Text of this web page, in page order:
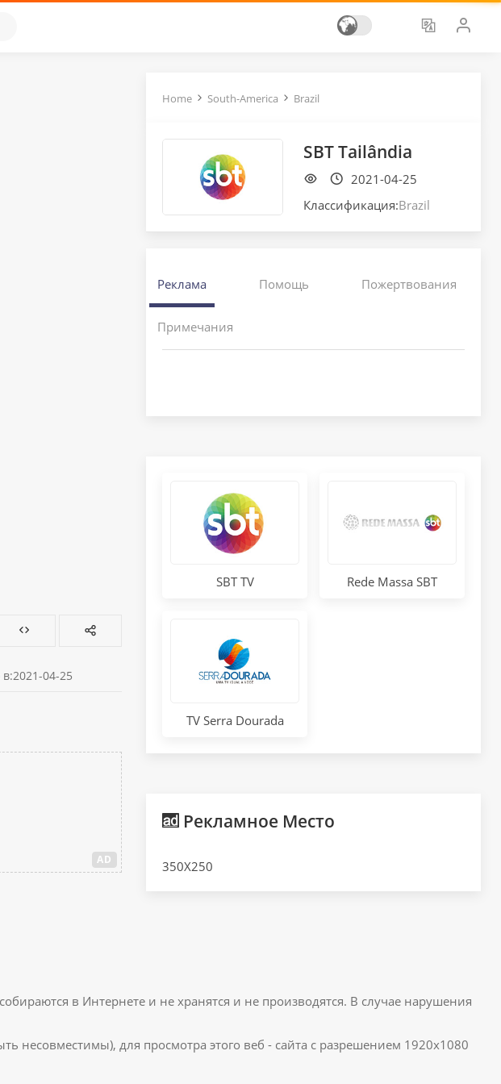
04-25
AD
Home South-America Brazil
SBT Tailândia
2021-04-25
Классификация:Brazil
Реклама Помощь Пожертвования
Примечания
SBT TV Rede Massa SBT
TV Serra Dourada
Рекламное Место
350X250
в Интернете и не хранятся и не производятся. В случае нарушения
несовместимы), для просмотра этого веб - сайта с разрешением 1920x1080